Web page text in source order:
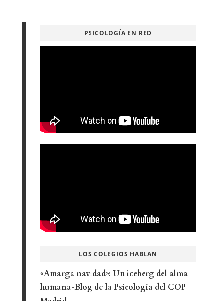
PSICOLOGÍA EN RED
LOS COLEGIOS HABLAN
«Amarga navidad»: Un iceberg del alma
humana-Blog de la Psicología del COP